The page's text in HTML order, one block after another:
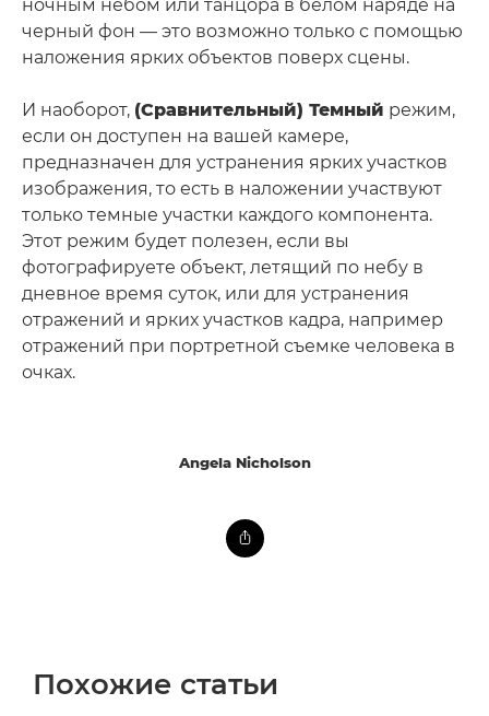
ночным небом или танцора в белом наряде на
черный фон — это возможно только с помощью
наложения ярких объектов поверх сцены.
И наоборот, (Сравнительный) Темный режим,
если он доступен на вашей камере,
предназначен для устранения ярких участков
изображения, то есть в наложении участвуют
только темные участки каждого компонента.
Этот режим будет полезен, если вы
фотографируете объект, летящий по небу в
дневное время суток, или для устранения
отражений и ярких участков кадра, например
отражений при портретной съемке человека в
очках.
Angela Nicholson
Похожие статьи